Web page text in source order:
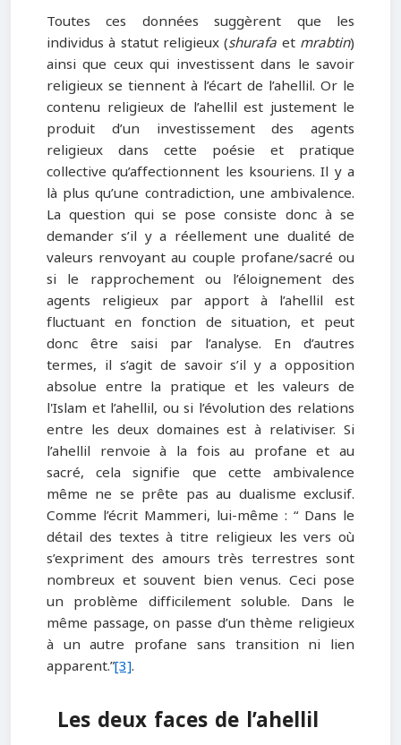
Toutes ces données suggèrent que les
individus à statut religieux (shurafa et mrabtin)
ainsi que ceux qui investissent dans le savoir
religieux se tiennent à l’écart de l’ahellil. Or le
contenu religieux de l’ahellil est justement le
produit d’un investissement des agents
religieux dans cette poésie et pratique
collective qu’affectionnent les ksouriens. Il y a
là plus qu’une contradiction, une ambivalence.
La question qui se pose consiste donc à se
demander s’il y a réellement une dualité de
valeurs renvoyant au couple profane/sacré ou
si le rapprochement ou l’éloignement des
agents religieux par apport à l’ahellil est
fluctuant en fonction de situation, et peut
donc être saisi par l’analyse. En d’autres
termes, il s’agit de savoir s’il y a opposition
absolue entre la pratique et les valeurs de
l'Islam et l’ahellil, ou si l’évolution des relations
entre les deux domaines est à relativiser. Si
l’ahellil renvoie à la fois au profane et au
sacré, cela signifie que cette ambivalence
même ne se prête pas au dualisme exclusif.
Comme l’écrit Mammeri, lui-même : “ Dans le
détail des textes à titre religieux les vers où
s’expriment des amours très terrestres sont
nombreux et souvent bien venus. Ceci pose
un problème difficilement soluble. Dans le
même passage, on passe d’un thème religieux
à un autre profane sans transition ni lien
apparent.”[3].
Les deux faces de l’ahellil